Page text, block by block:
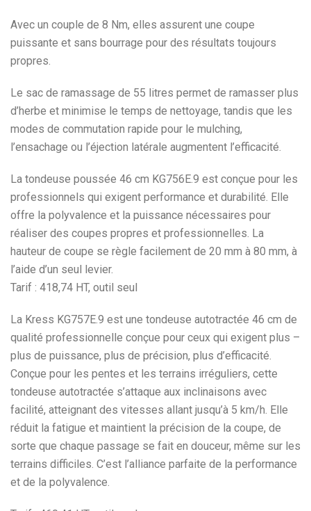
Avec un couple de 8 Nm, elles assurent une coupe
puissante et sans bourrage pour des résultats toujours
propres.
Le sac de ramassage de 55 litres permet de ramasser plus
d’herbe et minimise le temps de nettoyage, tandis que les
modes de commutation rapide pour le mulching,
l’ensachage ou l’éjection latérale augmentent l’efficacité.
La tondeuse poussée 46 cm KG756E.9 est conçue pour les
professionnels qui exigent performance et durabilité. Elle
offre la polyvalence et la puissance nécessaires pour
réaliser des coupes propres et professionnelles. La
hauteur de coupe se règle facilement de 20 mm à 80 mm, à
l’aide d’un seul levier.
Tarif : 418,74 HT, outil seul
La Kress KG757E.9 est une tondeuse autotractée 46 cm de
qualité professionnelle conçue pour ceux qui exigent plus –
plus de puissance, plus de précision, plus d’efficacité.
Conçue pour les pentes et les terrains irréguliers, cette
tondeuse autotractée s’attaque aux inclinaisons avec
facilité, atteignant des vitesses allant jusqu’à 5 km/h. Elle
réduit la fatigue et maintient la précision de la coupe, de
sorte que chaque passage se fait en douceur, même sur les
terrains difficiles. C’est l’alliance parfaite de la performance
et de la polyvalence.